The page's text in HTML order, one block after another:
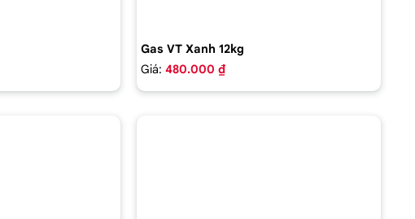
Gas VT Xanh 12kg
Giá: 480.000 ₫